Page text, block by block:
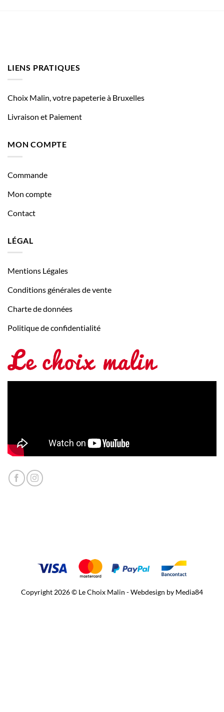
LIENS PRATIQUES
Choix Malin, votre papeterie à Bruxelles
Livraison et Paiement
MON COMPTE
Commande
Mon compte
Contact
LÉGAL
Mentions Légales
Conditions générales de vente
Charte de données
Politique de confidentialité
Copyright 2026 © Le Choix Malin - Webdesign by Media84